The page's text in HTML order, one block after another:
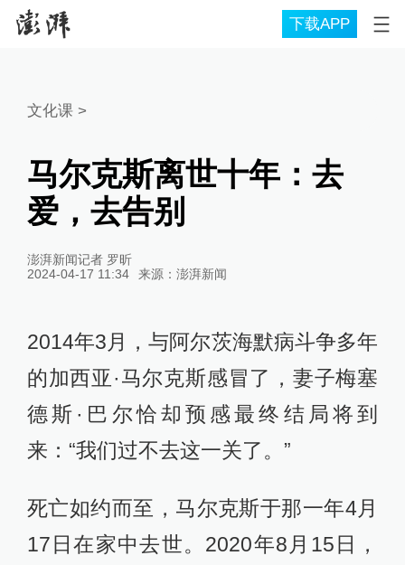
下载APP
文化课>
马尔克斯离世十年：去
爱，去告别
澎湃新闻记者 罗昕
2024-04-17 11:34
来源： 澎湃新闻
2014年3月，与阿尔茨海默病斗争多年
的加西亚·马尔克斯感冒了，妻子梅塞
德斯·巴尔恰却预感最终结局将到
来：“我们过不去这一关了。”
死亡如约而至，马尔克斯于那一年4月
17日在家中去世。2020年8月15日，